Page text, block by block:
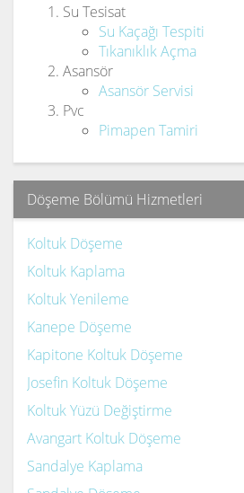
Su Tesisat
Su Kaçağı Tespiti
Tıkanıklık Açma
Asansör
Asansör Servisi
Pvc
Pimapen Tamiri
Döşeme Bölümü Hizmetleri
Koltuk Döşeme
Koltuk Kaplama
Koltuk Yenileme
Kanepe Döşeme
Kapitone Koltuk Döşeme
Josefin Koltuk Döşeme
Koltuk Yüzü Değiştirme
Avangart Koltuk Döşeme
Sandalye Kaplama